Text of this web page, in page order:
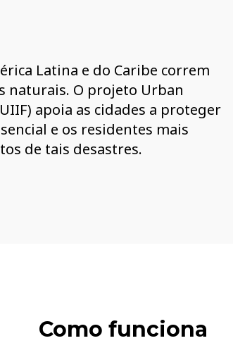
Latina e do Caribe correm
naturais. O projeto Urban
apoia as cidades a proteger
e os residentes mais
de tais desastres.
Como funciona